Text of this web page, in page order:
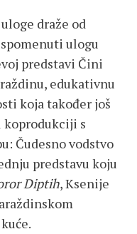
draže od
ulogu
predstavi Čini
edukativnu
koja također još
koprodukciji s
Čudesno vodstvo
predstavu koju
Diptih, Ksenije